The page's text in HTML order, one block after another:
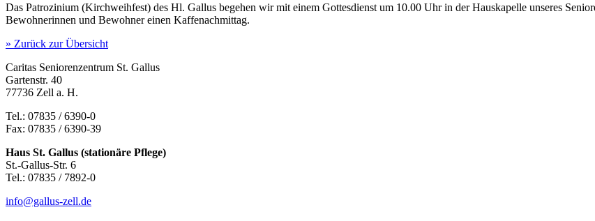
Das Patrozinium (Kirchweihfest) des Hl. Gallus begehen wir mit einem Gottesdienst um 10.00 Uhr in der Hauskapelle unseres
Bewohnerinnen und Bewohner einen Kaffenachmittag.
» Zurück zur Übersicht
Caritas Seniorenzentrum St. Gallus
Gartenstr. 40
77736 Zell a. H.
Tel.: 07835 / 6390-0
Fax: 07835 / 6390-39
Haus St. Gallus (stationäre Pflege)
St.-Gallus-Str. 6
Tel.: 07835 / 7892-0
info@gallus-zell.de